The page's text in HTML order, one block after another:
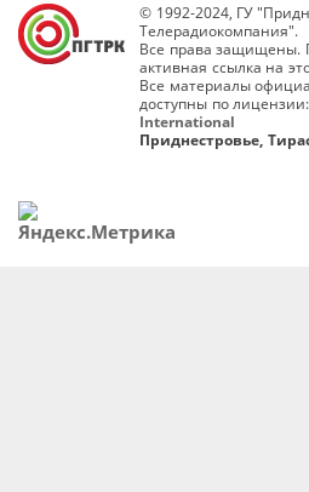
© 1992-2024, ГУ
Телерадиокомпания".
Все права защищены.
активная ссылка на
Все материалы
доступны по лицензии:
International
Приднестровье,